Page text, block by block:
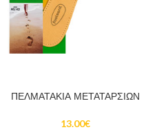
ΠΕΛΜΑΤΑΚΙΑ ΜΕΤΑΤΑΡΣΙΩΝ
13.00€